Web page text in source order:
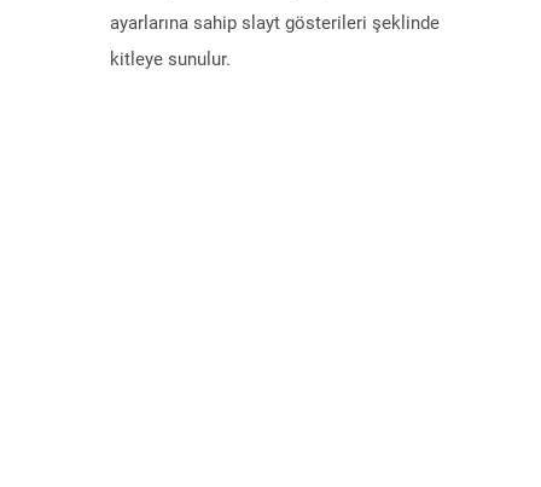
ayarlarına sahip slayt gösterileri şeklinde
kitleye sunulur.